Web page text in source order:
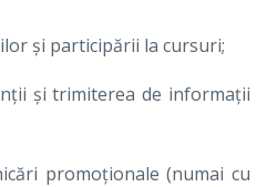
și participării la cursuri;
și trimiterea de informații
promoționale (numai cu